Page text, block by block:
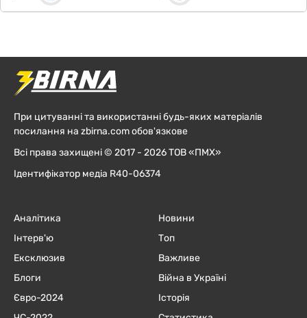
При цитуванні та використанні будь-яких матеріалів
посилання на zbirna.com обов'язкове
Всі права захищені © 2017 - 2026 ТОВ «ПМХ»
Ідентифікатор медіа R40-06374
Аналітика
Інтерв'ю
Ексклюзив
Блоги
Євро-2024
Новини
Топ
Важливе
Війна в Україні
Історія